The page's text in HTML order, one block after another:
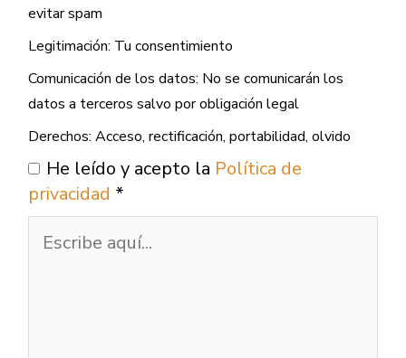
evitar spam
Legitimación: Tu consentimiento
Comunicación de los datos: No se comunicarán los
datos a terceros salvo por obligación legal
Derechos: Acceso, rectificación, portabilidad, olvido
He leído y acepto la Política de
privacidad *
aquí...